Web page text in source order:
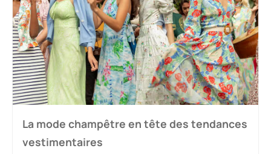
La mode champêtre en tête des tendances
vestimentaires